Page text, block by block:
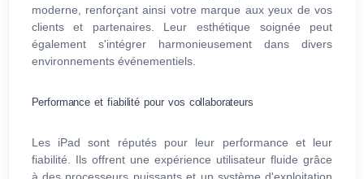
moderne, renforçant ainsi votre marque aux yeux de vos
clients et partenaires. Leur esthétique soignée peut
également s'intégrer harmonieusement dans divers
environnements événementiels.
Performance et fiabilité pour vos collaborateurs
Les iPad sont réputés pour leur performance et leur
fiabilité. Ils offrent une expérience utilisateur fluide grâce
à des processeurs puissants et un système d'exploitation